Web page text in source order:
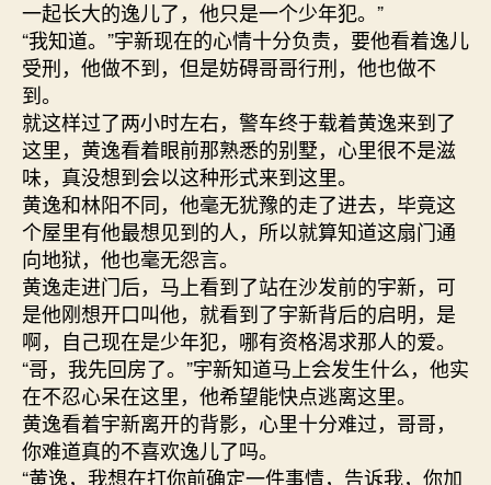
一起长大的逸儿了，他只是一个少年犯。”
“我知道。”宇新现在的心情十分负责，要他看着逸儿
受刑，他做不到，但是妨碍哥哥行刑，他也做不
到。
就这样过了两小时左右，警车终于载着黄逸来到了
这里，黄逸看着眼前那熟悉的别墅，心里很不是滋
味，真没想到会以这种形式来到这里。
黄逸和林阳不同，他毫无犹豫的走了进去，毕竟这
个屋里有他最想见到的人，所以就算知道这扇门通
向地狱，他也毫无怨言。
黄逸走进门后，马上看到了站在沙发前的宇新，可
是他刚想开口叫他，就看到了宇新背后的启明，是
啊，自己现在是少年犯，哪有资格渴求那人的爱。
“哥，我先回房了。”宇新知道马上会发生什么，他实
在不忍心呆在这里，他希望能快点逃离这里。
黄逸看着宇新离开的背影，心里十分难过，哥哥，
你难道真的不喜欢逸儿了吗。
“黄逸，我想在打你前确定一件事情，告诉我，你加